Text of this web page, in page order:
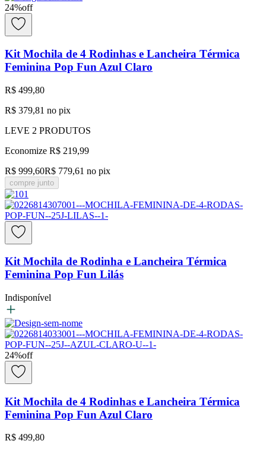
24%off
Kit Mochila de 4 Rodinhas e Lancheira Térmica
Feminina Pop Fun Azul Claro
R$ 499,80
R$ 379,81 no pix
LEVE 2 PRODUTOS
Economize R$ 219,99
R$ 999,60R$ 779,61 no pix
compre junto
Kit Mochila de Rodinha e Lancheira Térmica
Feminina Pop Fun Lilás
Indisponível
24%off
Kit Mochila de 4 Rodinhas e Lancheira Térmica
Feminina Pop Fun Azul Claro
R$ 499,80